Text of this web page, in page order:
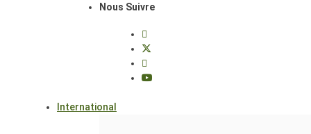
Nous Suivre
International